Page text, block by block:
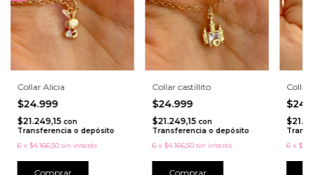
Collar Alicia
$24.999
$21.249,15 con
Transferencia o depósito
6 x $4.166,50 sin interés
Collar castillito
$24.999
$21.249,15 con
Transferencia o depósito
6 x $4.166,50 sin interés
Collar
6 x